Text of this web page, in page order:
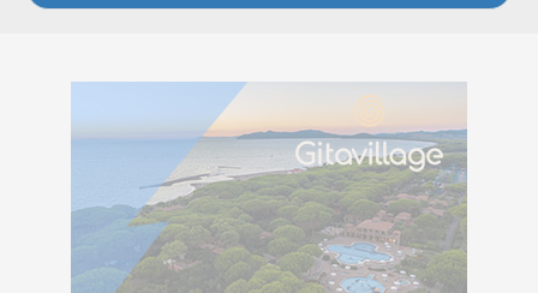
Gitavillage, vacanze
secondo natura.